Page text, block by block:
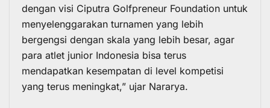
dengan visi Ciputra Golfpreneur Foundation untuk
menyelenggarakan turnamen yang lebih
bergengsi dengan skala yang lebih besar, agar
para atlet junior Indonesia bisa terus
mendapatkan kesempatan di level kompetisi
yang terus meningkat,” ujar Nararya.